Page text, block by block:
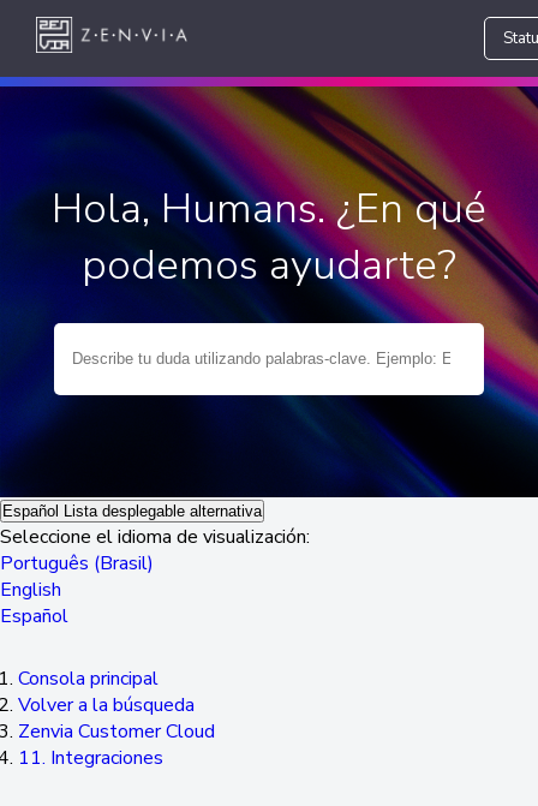
Hola, Humans. ¿En qué
podemos ayudarte?
Español Lista desplegable alternativa
Seleccione el idioma de visualización:
Português (Brasil)
English
Español
Consola principal
Volver a la búsqueda
Zenvia Customer Cloud
11. Integraciones